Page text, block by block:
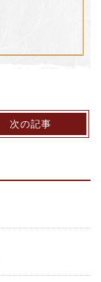
次の記事